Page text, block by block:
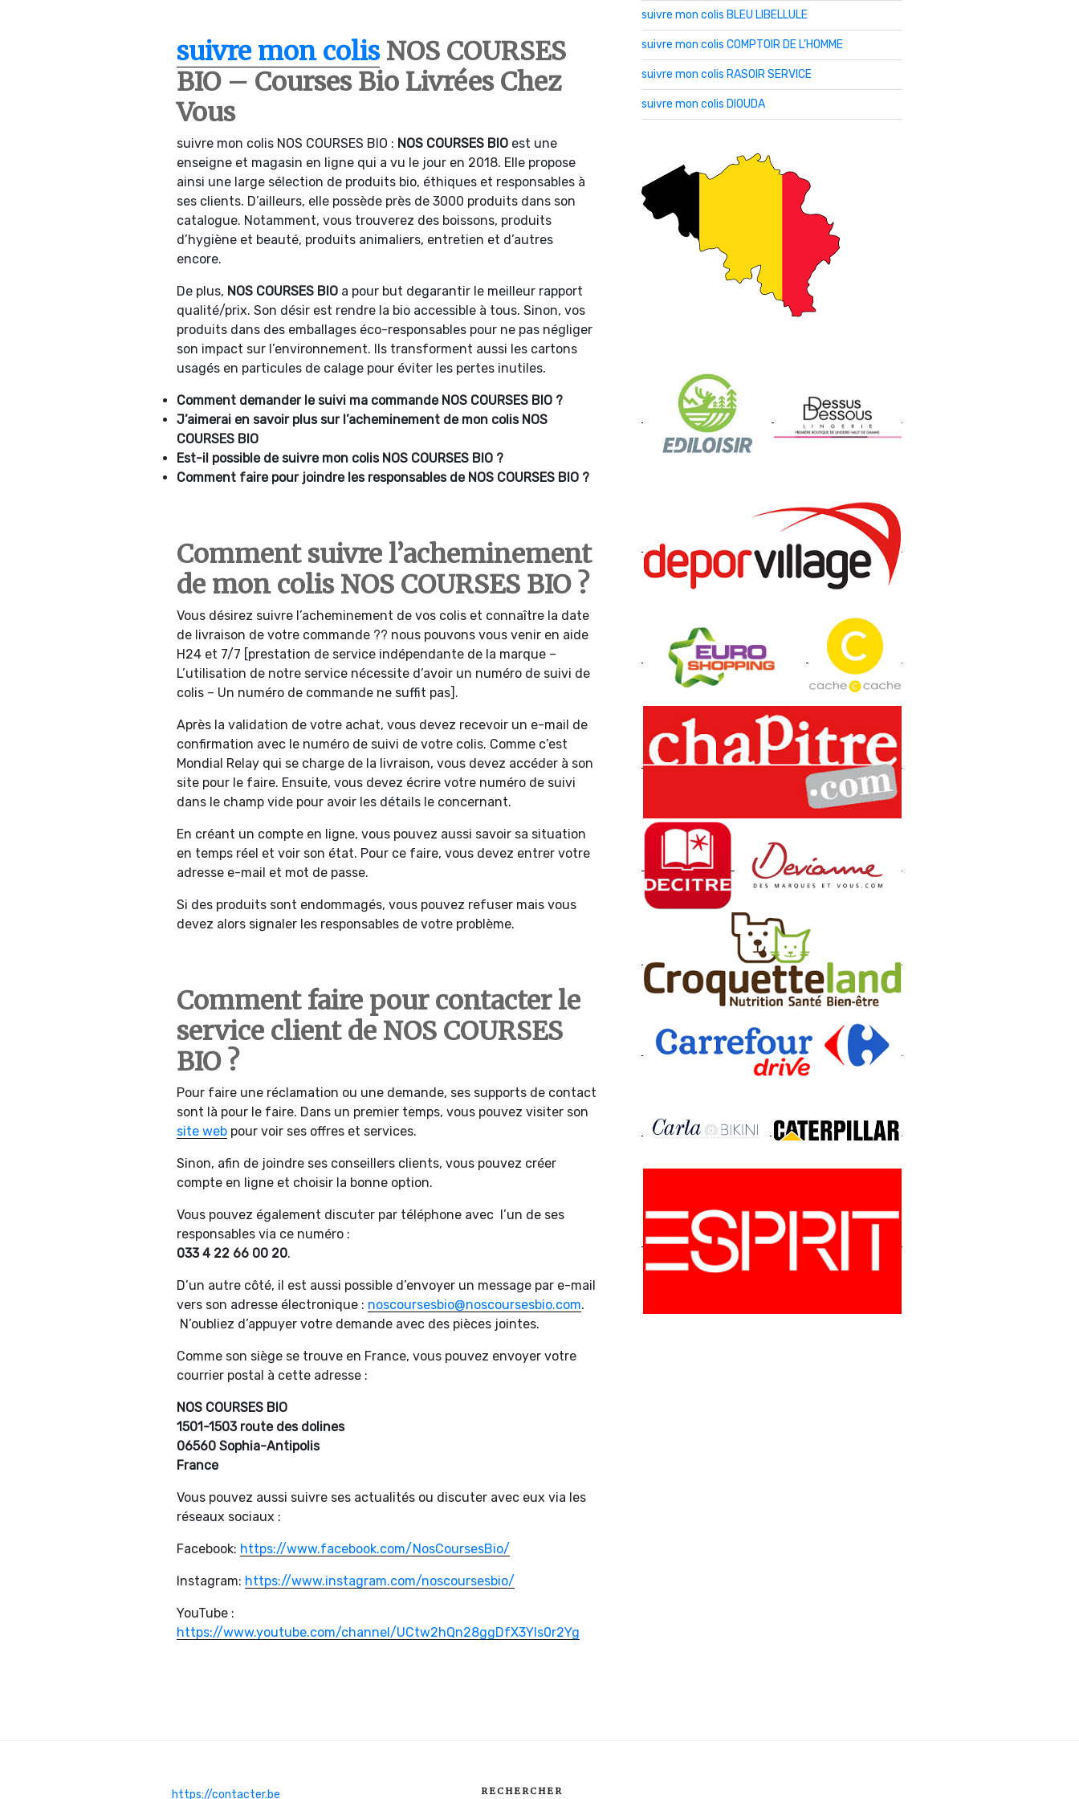
suivre mon colisNOS COURSES
BIO – Courses Bio Livrées Chez
Vous
suivre mon colis NOS COURSES BIO : NOS COURSES BIO est une
enseigne et magasin en ligne qui a vu le jour en 2018. Elle propose
ainsi une large sélection de produits bio, éthiques et responsables à
ses clients. D’ailleurs, elle possède près de 3000 produits dans son
catalogue. Notamment, vous trouverez des boissons, produits
d’hygiène et beauté, produits animaliers, entretien et d’autres
encore.
De plus, NOS COURSES BIO a pour but degarantir le meilleur rapport
qualité/prix. Son désir est rendre la bio accessible à tous. Sinon, vos
produits dans des emballages éco-responsables pour ne pas négliger
son impact sur l’environnement. Ils transforment aussi les cartons
usagés en particules de calage pour éviter les pertes inutiles.
Comment demander le suivi ma commande NOS COURSES BIO ?
J’aimerai en savoir plus sur l’acheminement de mon colis NOS
COURSES BIO
Est-il possible de suivre mon colis NOS COURSES BIO ?
Comment faire pour joindre les responsables de NOS COURSES BIO ?
Comment suivre l’acheminement
de mon colis NOS COURSES BIO ?
Vous désirez suivre l’acheminement de vos colis et connaître la date
de livraison de votre commande ?? nous pouvons vous venir en aide
H24 et 7/7 [prestation de service indépendante de la marque –
L’utilisation de notre service nécessite d’avoir un numéro de suivi de
colis – Un numéro de commande ne suffit pas].
Après la validation de votre achat, vous devez recevoir un e-mail de
confirmation avec le numéro de suivi de votre colis. Comme c’est
Mondial Relay qui se charge de la livraison, vous devez accéder à son
site pour le faire. Ensuite, vous devez écrire votre numéro de suivi
dans le champ vide pour avoir les détails le concernant.
En créant un compte en ligne, vous pouvez aussi savoir sa situation
en temps réel et voir son état. Pour ce faire, vous devez entrer votre
adresse e-mail et mot de passe.
Si des produits sont endommagés, vous pouvez refuser mais vous
devez alors signaler les responsables de votre problème.
Comment faire pour contacter le
service client de NOS COURSES
BIO ?
Pour faire une réclamation ou une demande, ses supports de contact
sont là pour le faire. Dans un premier temps, vous pouvez visiter son
site web pour voir ses offres et services.
Sinon, afin de joindre ses conseillers clients, vous pouvez créer
compte en ligne et choisir la bonne option.
Vous pouvez également discuter par téléphone avec l’un de ses
responsables via ce numéro :
033 4 22 66 00 20.
D’un autre côté, il est aussi possible d’envoyer un message par e-mail
vers son adresse électronique : noscoursesbio@noscoursesbio.com.
N’oubliez d’appuyer votre demande avec des pièces jointes.
Comme son siège se trouve en France, vous pouvez envoyer votre
courrier postal à cette adresse :
NOS COURSES BIO
1501-1503 route des dolines
06560 Sophia-Antipolis
France
Vous pouvez aussi suivre ses actualités ou discuter avec eux via les
réseaux sociaux :
Facebook: https://www.facebook.com/NosCoursesBio/
Instagram: https://www.instagram.com/noscoursesbio/
YouTube :
https://www.youtube.com/channel/UCtw2hQn28ggDfX3Yls0r2Yg
suivre mon colis BLEU LIBELLULE
suivre mon colis COMPTOIR DE L’HOMME
suivre mon colis RASOIR SERVICE
suivre mon colis DIOUDA
https://contacter.be RECHERCHER